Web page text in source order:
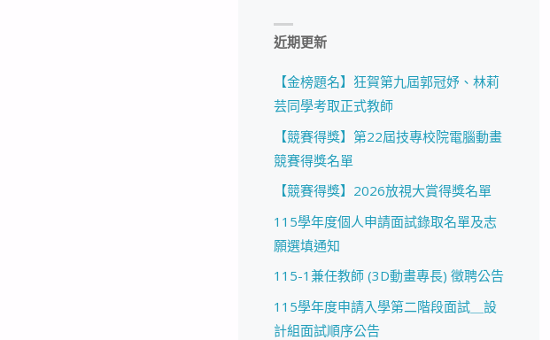
近期更新
【金榜題名】狂賀第九屆郭冠妤、林莉
芸同學考取正式教師
【競賽得獎】第22屆技專校院電腦動畫
競賽得獎名單
【競賽得獎】2026放視大賞得獎名單
115學年度個人申請面試錄取名單及志
願選填通知
115-1兼任教師 (3D動畫專長) 徵聘公告
115學年度申請入學第二階段面試＿設
計組面試順序公告